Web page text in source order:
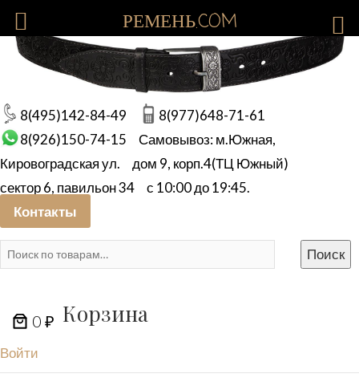
8(495)142-84-49
8(977)648-71-61
8(926)150-74-15
Самовывоз: м.Южная,
Кировоградская ул.
дом 9, корп.4(ТЦ Южный)
сектор 6, павильон 34
с 10:00 до 19:45.
Контакты
Искать:
Поиск
0 ₽
Войти
Корзина
РЕМЕНЬ.COM